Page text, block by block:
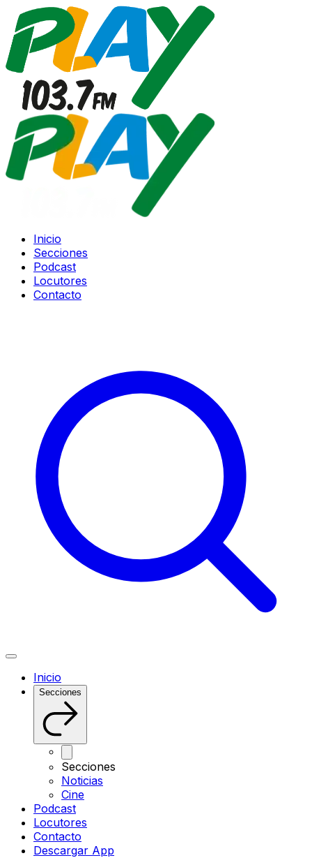
Inicio
Secciones
Podcast
Locutores
Contacto
Inicio
Secciones
Secciones
Noticias
Cine
Podcast
Locutores
Contacto
Descargar App